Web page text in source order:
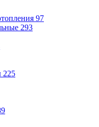
97
293
225